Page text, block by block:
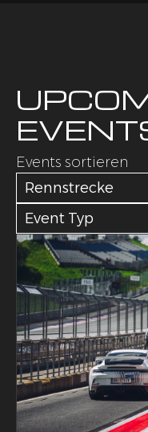
Events sortieren
Event Location
Select content
Select content
Event Type
Select content
Select content